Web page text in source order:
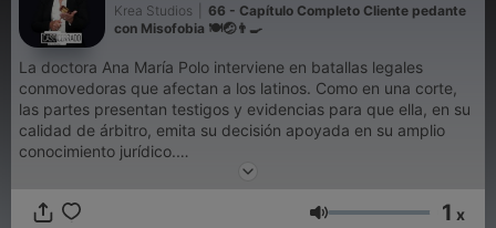
Krea Studios
66 - Capítulo Completo Cliente pedante
con Misofobia 🍽️🤕👨‍🍳
La doctora Ana María Polo interviene en batallas legales
conmovedoras que afectan a los latinos. Como en una corte,
las partes presentan testigos y evidencias para que ella, en su
calidad de árbitro, emita su decisión apoyada en su amplio
conocimiento jurídico.
Glasnoća 1 x